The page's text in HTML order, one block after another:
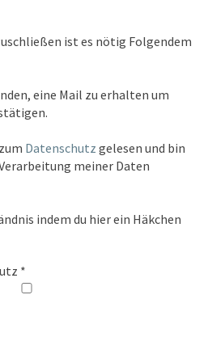
ist es nötig Folgendem
eine Mail zu erhalten um
Datenschutz gelesen und bin
meiner Daten
indem du hier ein Häkchen
*